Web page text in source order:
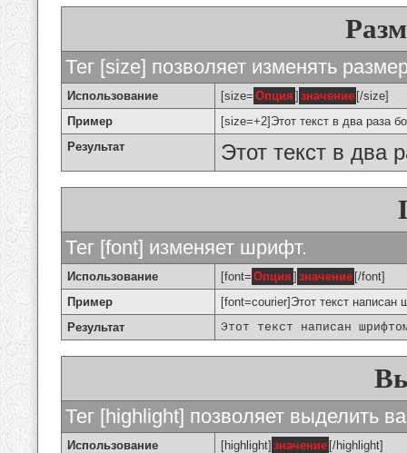
Тег [size] позволяет изменять
Использование [size= Опция ] значение [/size]
Пример
[size=+2]Этот текст в два раза
Результат
Этот текст в два
Тег [font] изменяет шрифт.
Использование [font= Опция ] значение [/font]
Пример
[font=courier]Этот текст
Результат
Этот текст написан
Тег [highlight] позволяет выделить
Использование [highlight] значение [/highlight]